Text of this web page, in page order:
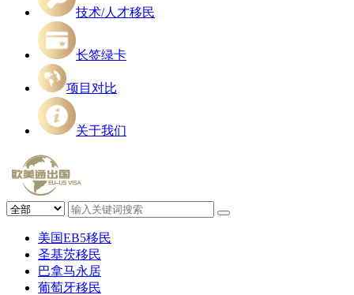
技术/人才移民
长签绿卡
项目对比
关于我们
美国EB5移民
圣基茨移民
巴拿马永居
葡萄牙移民